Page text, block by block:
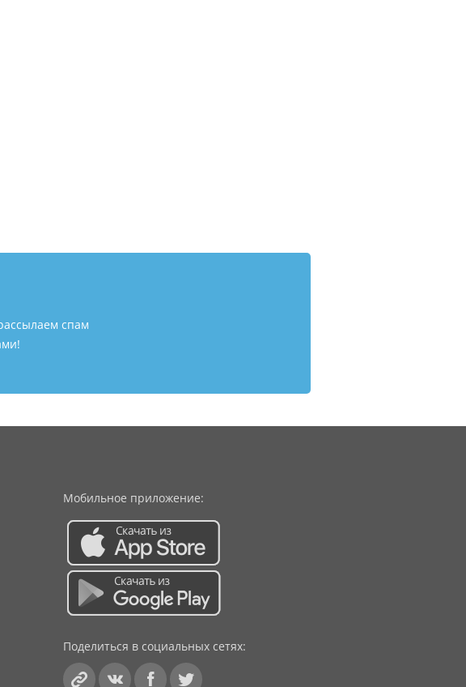
спам
Мобильное приложение:
Поделиться в социальных сетях: